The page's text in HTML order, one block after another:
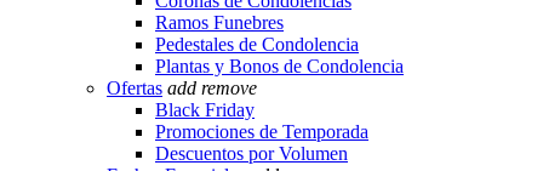
Ramos Funebres
Pedestales de Condolencia
Plantas y Bonos de Condolencia
Ofertas add remove
Black Friday
Promociones de Temporada
Descuentos por Volumen